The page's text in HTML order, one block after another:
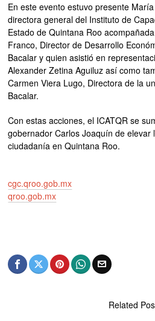
En este evento estuvo presente
directora general del Instituto de
Estado de Quintana Roo
Franco, Director de Desarrollo
Bacalar y quien asistió en
Alexander Zetina Aguiluz así como
Carmen Viera Lugo, Directora de la
Bacalar.
Con estas acciones, el ICATQR se
gobernador Carlos Joaquín de elevar
ciudadanía en Quintana Roo.
cgc.qroo.gob.mx
qroo.gob.mx
Related